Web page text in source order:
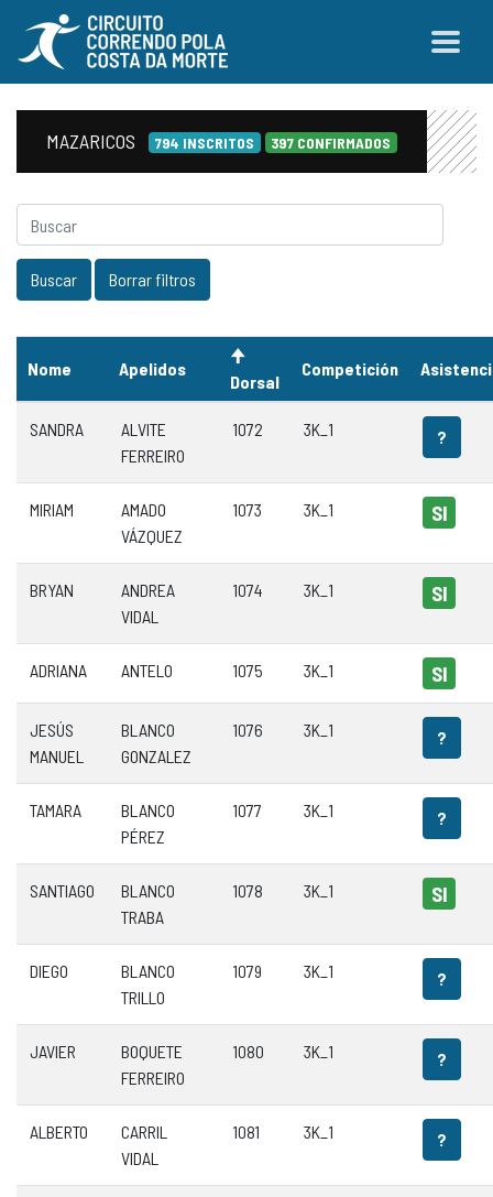
MAZARICOS 794 INSCRITOS 397 CONFIRMADOS
Nome Apelidos
Dorsal
Competición
SANDRA
ALVITE
FERREIRO
1072 3K_1 ?
MIRIAM
AMADO
VÁZQUEZ
1073 3K_1 SI
BRYAN
ANDREA
VIDAL
1074 3K_1 SI
ADRIANA ANTELO 1075 3K_1 SI
JESÚS
MANUEL
BLANCO
GONZALEZ
1076 3K_1 ?
TAMARA
BLANCO
PÉREZ
1077 3K_1 ?
SANTIAGO
BLANCO
TRABA
1078 3K_1 SI
DIEGO
BLANCO
TRILLO
1079 3K_1 ?
JAVIER
BOQUETE
FERREIRO
1080 3K_1 ?
ALBERTO
CARRIL
VIDAL
1081 3K_1 ?